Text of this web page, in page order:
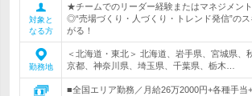
対象と
なる方
★チームでのリーダー経験またはマネジメン
◎“売場づくり・人づくり・トレンド発信”の
がる！
勤務地
＜北海道・東北＞ 北海道、岩手県、宮城県、
京都、神奈川県、埼玉県、千葉県、栃木…
■全国エリア勤務／月給26万2000円+各種手当